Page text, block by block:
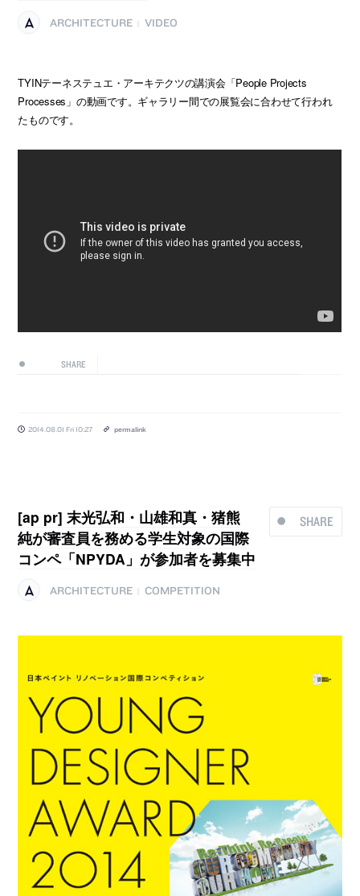
ARCHITECTURE VIDEO
TYINテーネステュエ・アーキテクツの講演会「People Projects
Processes」の動画です。ギャラリー間での展覧会に合わせて行われ
たものです。
SHARE
2014.08.01 Fri 10:27 permalink
SHARE
[ap pr] 末光弘和・山雄和真・猪熊
純が審査員を務める学生対象の国際
コンペ「NPYDA」が参加者を募集中
ARCHITECTURE COMPETITION